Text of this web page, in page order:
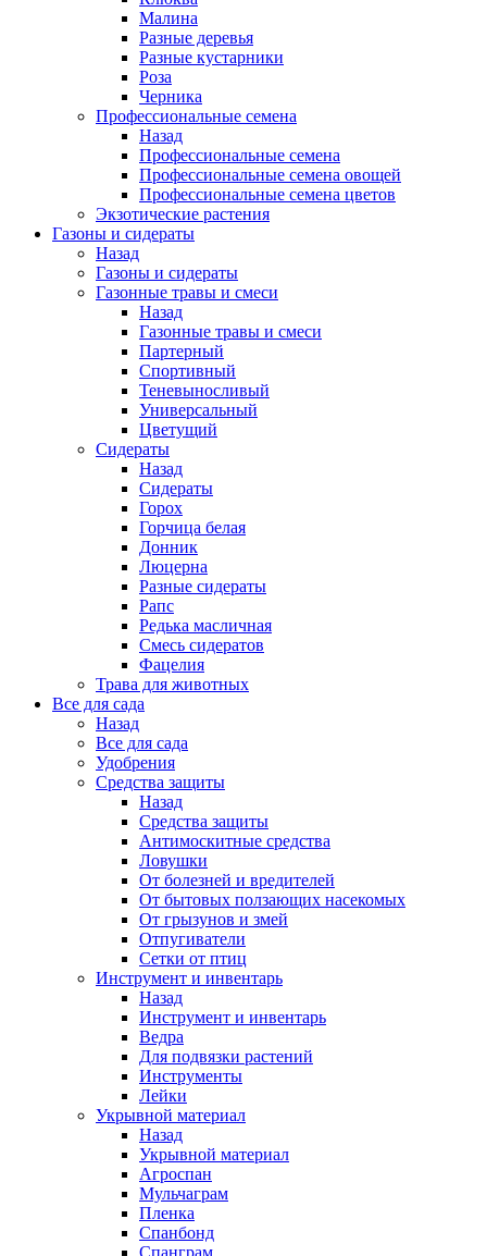
Малина
Разные деревья
Разные кустарники
Роза
Черника
Профессиональные семена
Назад
Профессиональные семена
Профессиональные семена овощей
Профессиональные семена цветов
Экзотические растения
Газоны и сидераты
Назад
Газоны и сидераты
Газонные травы и смеси
Назад
Газонные травы и смеси
Партерный
Спортивный
Теневыносливый
Универсальный
Цветущий
Сидераты
Назад
Сидераты
Горох
Горчица белая
Донник
Люцерна
Разные сидераты
Рапс
Редька масличная
Смесь сидератов
Фацелия
Трава для животных
Все для сада
Назад
Все для сада
Удобрения
Средства защиты
Назад
Средства защиты
Антимоскитные средства
Ловушки
От болезней и вредителей
От бытовых ползающих насекомых
От грызунов и змей
Отпугиватели
Сетки от птиц
Инструмент и инвентарь
Назад
Инструмент и инвентарь
Ведра
Для подвязки растений
Инструменты
Лейки
Укрывной материал
Назад
Укрывной материал
Агроспан
Мульчаграм
Пленка
Спанбонд
Спанграм